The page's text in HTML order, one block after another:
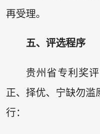
再受理。
五、评选程序
贵州省专利奖
正、择优、宁缺勿滥
行：